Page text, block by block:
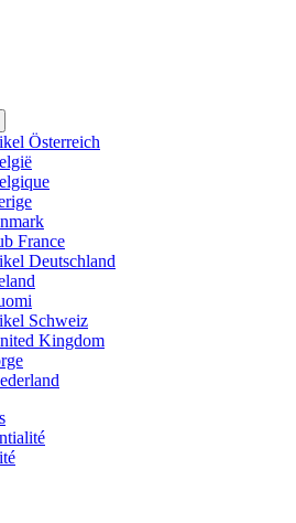
Österreich
France
Deutschland
Schweiz
Kingdom